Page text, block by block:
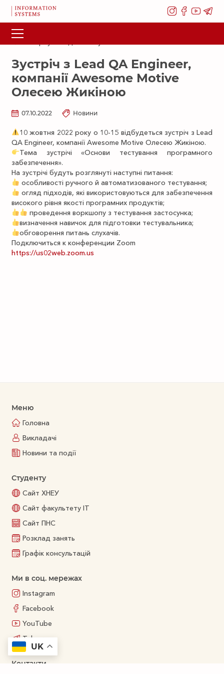
Зустріч з Lead QA Engineer,
компанії Awesome Motive
Олесею Жикіною
07.10.2022 Новини
10 жовтня 2022 року о 10-15 відбудеться зустріч з Lead
QA Engineer, компанії Awesome Motive Олесею Жикіною.
Тема зустрічі «Основи тестування програмного
забезпечення».
На зустрічі будуть розглянуті наступні питання:
особливості ручного й автоматизованого тестування;
огляд підходів, які використовуються для забезпечення
високого рівня якості програмних продуктів;
проведення воркшопу з тестування застосунка;
визначення навичок для підготовки тестувальника;
обговорення питань слухачів.
Подключиться к конференции Zoom
https://us02web.zoom.us
Меню
Головна
Викладачі
Новини та події
Студенту
Сайт ХНЕУ
Сайт факультету ІТ
Сайт ПНС
Розклад занять
Графік консультацій
Ми в соц. мережах
Instagram
Facebook
YouTube
Telegram
Контакти
UK